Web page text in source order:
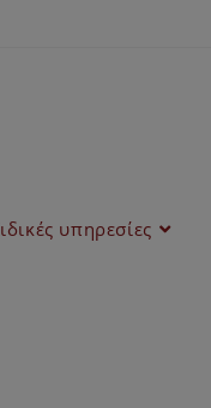
υπηρεσίες